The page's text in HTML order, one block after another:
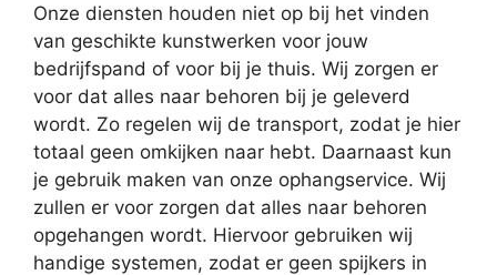
Onze diensten houden niet op bij het vinden
van geschikte kunstwerken voor jouw
bedrijfspand of voor bij je thuis. Wij zorgen er
voor dat alles naar behoren bij je geleverd
wordt. Zo regelen wij de transport, zodat je hier
totaal geen omkijken naar hebt. Daarnaast kun
je gebruik maken van onze ophangservice. Wij
zullen er voor zorgen dat alles naar behoren
opgehangen wordt. Hiervoor gebruiken wij
handige systemen, zodat er geen spijkers in